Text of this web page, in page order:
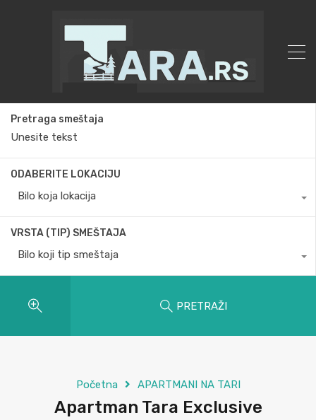
Pretraga smeštaja
ODABERITE LOKACIJU
Bilo koja lokacija
VRSTA (TIP) SMEŠTAJA
Bilo koji tip smeštaja
PRETRAŽI
Početna APARTMANI NA TARI
Apartman Tara Exclusive